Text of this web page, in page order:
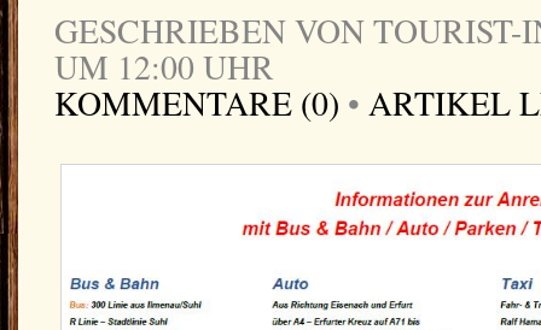
GESCHRIEBEN VON TOURIST-
UM 12:00 UHR
KOMMENTARE (0) • ARTIKEL